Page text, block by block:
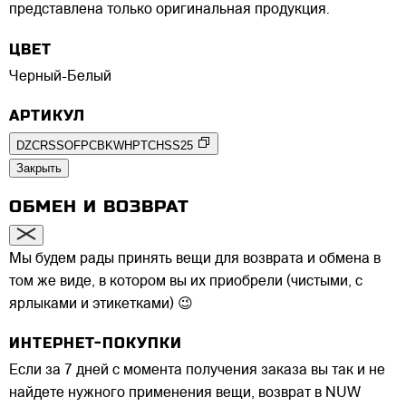
представлена только оригинальная продукция.
ЦВЕТ
Черный-Белый
АРТИКУЛ
DZCRSSOFPCBKWHPTCHSS25
Закрыть
ОБМЕН И ВОЗВРАТ
Мы будем рады принять вещи для возврата и обмена в
том же виде, в котором вы их приобрели (чистыми, с
ярлыками и этикетками) 😉
ИНТЕРНЕТ-ПОКУПКИ
Если за 7 дней с момента получения заказа вы так и не
найдете нужного применения вещи, возврат в NUW